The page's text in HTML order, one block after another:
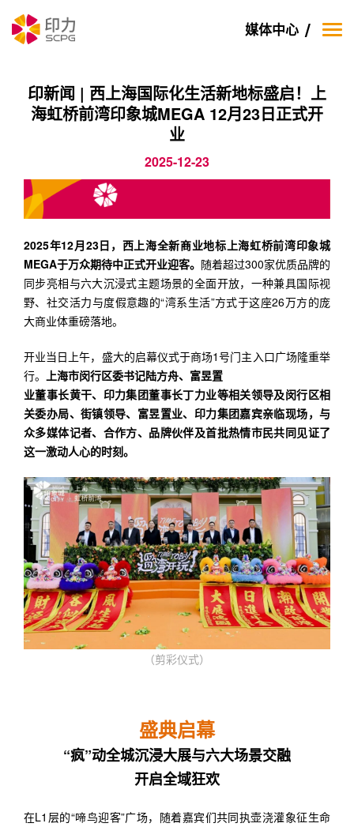
媒体中心
印新闻 | 西上海国际化生活新地标盛启！上
海虹桥前湾印象城MEGA 12月23日正式开
业
2025-12-23
2025年12月23日，西上海全新商业地标上海虹桥前湾印象城
MEGA于万众期待中正式开业迎客。 随着超过300家优质品牌的
同步亮相与六大沉浸式主题场景的全面开放，一种兼具国际视
野、社交活力与度假意趣的“湾系生活”方式于这座26万方的庞
大商业体重磅落地。
开业当日上午，盛大的启幕仪式于商场1号门主入口广场隆重举
行。
上海市闵行区委书记陆方舟、 富昱置
业董事长黄干、印力集团董事长丁力业等相关领导及闵行区相
关委办局、街镇领导、富昱置业、印力集团嘉宾亲临现场，与
众多媒体记者、合作方、品牌伙伴及首批热情市民共同见证了
这一激动人心的时刻。
（剪彩仪式）
盛典启幕
“疯”动全城沉浸大展与六大场景交融
开启全域狂欢
在L1层的“啼鸟迎客”广场，随着嘉宾们共同执壶浇灌象征生命